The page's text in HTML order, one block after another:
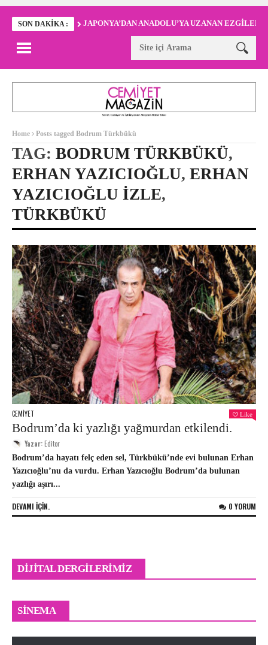
SON DAKIKA : JAPONYA’DAN ANADOLU’YA UZANAN EZGİLER
Home Posts tagged Bodrum Türkbükü
TAG: BODRUM TÜRKBÜKÜ,
ERHAN YAZICIOĞLU, ERHAN
YAZICIOĞLU IZLE,
TÜRKBÜKÜ
CEMIYET Like
Bodrum’da ki yazlığı yağmurdan etkilendi.
Yazar:Editor
Bodrum’da hayatı felç eden sel, Türkbükü’nde evi bulunan Erhan
Yazıcıoğlu’nu da vurdu. Erhan Yazıcıoğlu Bodrum’da bulunan
yazlığı aşırı...
DEVAMI IÇIN. 0 YORUM
DIJITAL DERGILERIMIZ
SINEMA
Odyssey Sinemalarda
Editor 0